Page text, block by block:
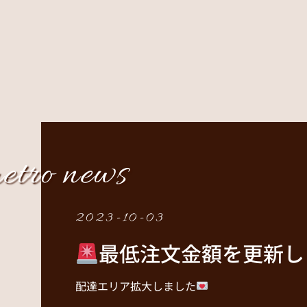
news
2023-10-03
最低注文金額を更新
配達エリア拡大しました